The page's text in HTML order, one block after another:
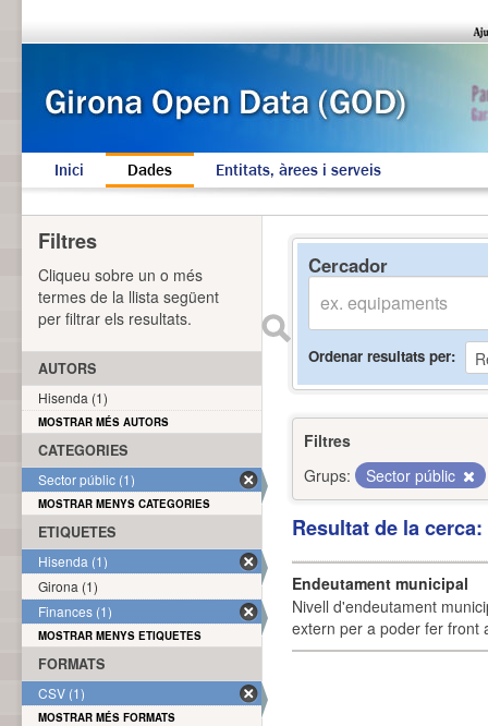
Inici Dades Entitats, àrees i serveis
Cercador
Ordenar resultats per
Filtres
Grups:
Sector públic
Resultat de la
Endeutament municipal
Nivell d'endeutament
extern per a poder fer front
Filtres
Cliqueu sobre un o més
termes de la llista següent
per filtrar els resultats.
AUTORS
Hisenda (1)
MOSTRAR MÉS AUTORS
CATEGORIES
Sector públic (1)
MOSTRAR MENYS CATEGORIES
ETIQUETES
Hisenda (1)
Girona (1)
Finances (1)
MOSTRAR MENYS ETIQUETES
FORMATS
CSV (1)
MOSTRAR MÉS FORMATS